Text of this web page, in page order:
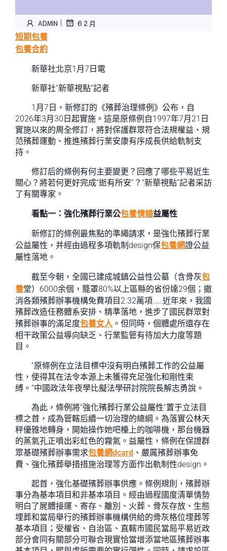
ADMIN | 6 2 月
短期包養
包養合約
新華社北京1月7日電
新華社“新華視點”記者
1月7日，新修訂的《殯葬治理條例》公布，自
2026年3月30日起實施。這是原條例自1997年7月21日
實施以來的周全修訂，將對保護群眾符合法規權益、規
范殯葬運動、推進殯葬行業安康有序成長供給軌制支
持。
修訂后的條例有何主要變更？回應了哪些平易近生
關心？將若何更好完成“逝有所安”？“新華視點”記者采訪
了有關專家。
看點一：強化殯葬行業公包養情婦益屬性
新修訂的條例最焦點的準繩請求，是強化殯葬行業
公益屬性，并經由過程多項軌制design保包養網證公益
屬性落地。
截至今朝，全國已建成城鎮公益性公墓（含骨灰包
養堂）6000余個，籠罩80%以上區縣的省份達29個；撤
消各類殯葬辦事機構免費項目2.32萬項……近年來，我國
殯葬改造任務體系安排、精準落地，進步了國民群眾對
殯葬辦事的滿足度包養女人。但同時，個體處所還存在
相干政策公益導向缺乏、行業監管有待加大力度等題
目。
“原條例在立法目標中沒有明白殯葬工作的公益屬
性，使得其在法令本源上未獲得充足強化和剛性束
縛。”中國政法年夜學比擬法學研討院院長解志勇說。
為此，條例將“強化殯葬行業公益屬性”置于立法目
標之首，成為管轄后續一切治理的總綱。為落實公林天
秤優雅地轉身，開始操作她吧檯上的咖啡機，那台機器
的蒸氣孔正噴出彩虹色的霧氣。益屬性，條例在保證群
眾基礎殯葬辦事需求包養網dcard 、嚴厲殯葬辦事免
費、強化殯葬舉措措施治理等方面作出軌制性design。
起首，強化基礎殯葬辦事供應。條例規則，殯葬辦
事分為基本項目和非基本項目。經由過程國度清單情勢
明白了屍體接運、寄存、離別、火葬、骨灰存放、生態
埋葬和當局舉行的殯葬辦事機構供給的骨灰格位埋葬等
基本項目；受權省、自治區、直轄市國民當局平易近政
部分會同有關部分可聯合現實恰當增添當地區殯葬辦事